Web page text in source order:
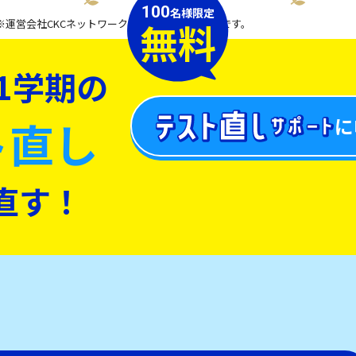
営会社CKCネットワーク株式会社全体の実績です。
学期の
し
す！
100名様限定
無料